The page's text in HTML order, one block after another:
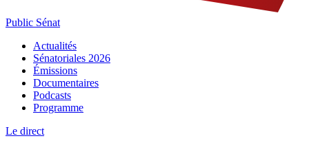
Public Sénat
Actualités
Sénatoriales 2026
Émissions
Documentaires
Podcasts
Programme
Le direct